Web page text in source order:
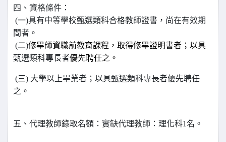
四、 資格條件：
(一)具有中等學校甄選類科合格教師證書，尚在有效期
間者。
(二)修畢師資職前教育課程，取得修畢證明書者；以具
甄選類科專長者優先聘任之。
(三) 大學以上畢業者；以具甄選類科專長者優先聘任
之。
五、 代理教師錄取名額： 實缺代理教師：理化科1名。